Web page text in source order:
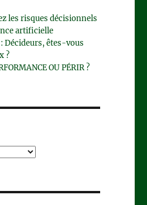
les risques décisionnels
artificielle
: Décideurs, êtes-vous
?
OU PÉRIR ?